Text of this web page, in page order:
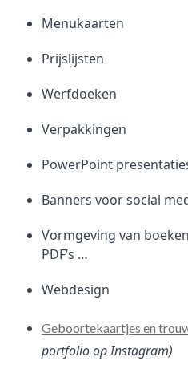
Menukaarten
Prijslijsten
Werfdoeken
Verpakkingen
PowerPoint
Banners voor social
Vormgeving van
PDF’s …
Webdesign
Geboortekaartjes en
portfolio op Instagram)